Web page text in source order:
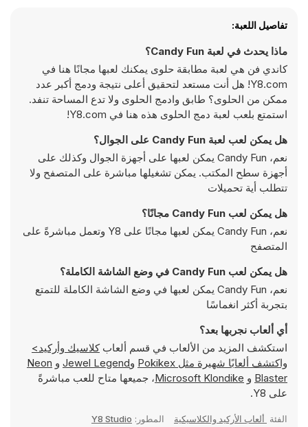
تفاصيل اللعبة:
ماذا يحدث في لعبة Candy Fun؟
كاندي فن هي لعبة مطابقة حلوى يمكنك لعبها مجانًا هنا في
Y8.com! هل أنت مستعد لتحقيق أعلى نتيجة ودمج أكبر عدد
ممكن من الحلوى؟ طابق وادمج الحلوى ولا تدع المساحة تنفد.
استمتع بلعب لعبة دمج الحلوى هذه هنا في Y8.com!
هل يمكن لعب لعبة Candy Fun على الجوال؟
نعم، Candy Fun يمكن لعبها على أجهزة الجوال وكذلك على
أجهزة سطح المكتب. يمكن تشغيلها مباشرة على المتصفح ولا
تتطلب أية تحميلات
هل يمكن لعب Candy Fun مجانًا؟
نعم، Candy Fun يمكن لعبها مجانًا على Y8 وتعمل مباشرةً على
المتصفح
هل يمكن لعب Candy Fun في وضع الشاشة الكاملة؟
نعم، Candy Fun يمكن لعبها في وضع الشاشة الكاملة للتمتع
بتجربة أكثر انغماسًا
أي ألعاب نجربها بعد؟
استكشف المزيد من الألعاب في قسم ألعابكلاسيك وأركيد>
واكتشف ألعابًا شهيرة مثل Pokikex وJewel Legend و Neon
Blaster و Microsoft Klondike، جميعها متاح للعب مباشرةً
على Y8.
الفئة ألعاب الأركيد والكلاسيكية المطور: Y8 Studio